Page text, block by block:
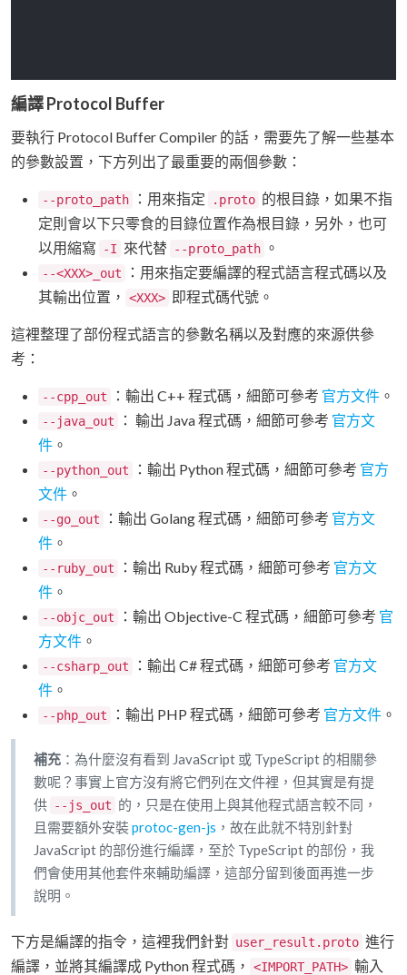
編譯 Protocol Buffer
要執行 Protocol Buffer Compiler 的話，需要先了解一些基本
的參數設置，下方列出了最重要的兩個參數：
--proto_path ：用來指定 .proto 的根目錄，如果不指
定則會以下只零食的目錄位置作為根目錄，另外，也可
以用縮寫
-I 來代替 --proto_path 。
--<XXX>_out
：用來指定要編譯的程式語言程式碼以及
其輸出位置，
<XXX> 即程式碼代號。
這裡整理了部份程式語言的參數名稱以及對應的來源供參
考：
--cpp_out ：輸出 C++ 程式碼，細節可參考 官方文件 。
--java_out ： 輸出 Java 程式碼，細節可參考 官方文
件 。
--python_out ：輸出 Python 程式碼，細節可參考 官方
文件 。
--go_out ：輸出 Golang 程式碼，細節可參考 官方文
件 。
--ruby_out ：輸出 Ruby 程式碼，細節可參考 官方文
件 。
--objc_out ：輸出 Objective-C 程式碼，細節可參考 官
方文件 。
--csharp_out ：輸出 C# 程式碼，細節可參考 官方文
件 。
--php_out ：輸出 PHP 程式碼，細節可參考 官方文件 。
補充 ：為什麼沒有看到 JavaScript 或 TypeScript 的相關參
數呢？事實上官方沒有將它們列在文件裡，但其實是有提
供 --js_out 的，只是在使用上與其他程式語言較不同，
且需要額外安裝protoc-gen-js ，故在此就不特別針對
JavaScript 的部份進行編譯，至於 TypeScript 的部份，我
們會使用其他套件來輔助編譯，這部分留到後面再進一步
說明。
下方是編譯的指令，這裡我們針對 user_result.proto 進行
編譯，並將其編譯成 Python 程式碼，
<IMPORT_PATH> 輸入